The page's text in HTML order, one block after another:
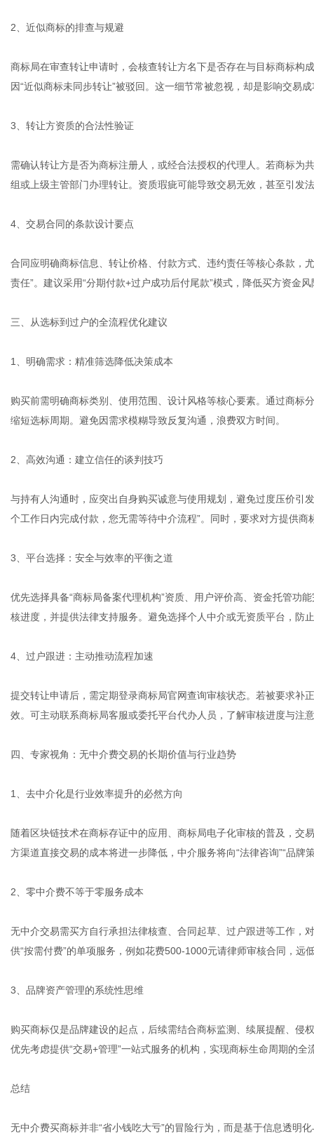
2、近似商标的排查与规避
商标局在审查转让申请时，会核查转让方名下是否存在与目标商标构
因“近似商标未同步转让”被驳回。这一细节常被忽视，却是影响交易
3、转让方资质的合法性验证
需确认转让方是否为商标注册人，或经合法授权的代理人。若商标为
组或上级主管部门办理转让。资质瑕疵可能导致交易无效，甚至引发
4、交易合同的条款设计要点
合同应明确商标信息、转让价格、付款方式、违约责任等核心条款，
责任”。建议采用“分期付款+过户成功后付尾款”模式，降低买方资金风
三、从选标到过户的全流程优化建议
1、明确需求：精准筛选降低决策成本
购买前需明确商标类别、使用范围、设计风格等核心要素。通过商标
缩短选标周期。避免因需求模糊导致反复沟通，浪费双方时间。
2、高效沟通：建立信任的谈判技巧
与持有人沟通时，应突出自身购买诚意与使用规划，避免过度压价引
个工作日内完成付款，您无需等待中介流程”。同时，要求对方提供
3、平台选择：安全与效率的平衡之道
优先选择具备“商标局备案代理机构”资质、用户评价高、资金托管功
核进度，并提供法律支持服务。避免选择个人中介或无资质平台，防
4、过户跟进：主动推动流程加速
提交转让申请后，需定期登录商标局官网查询审核状态。若被要求补
效。可主动联系商标局客服或委托平台代办人员，了解审核进度与注
四、专家视角：无中介费交易的长期价值与行业趋势
1、去中介化是行业效率提升的必然方向
随着区块链技术在商标存证中的应用、商标局电子化审核的普及，交
方渠道直接交易的成本将进一步降低，中介服务将向“法律咨询”“品牌
2、零中介费不等于零服务成本
无中介交易需买方自行承担法律核查、合同起草、过户跟进等工作，
供“按需付费”的单项服务，例如花费500-1000元请律师审核合同，远
3、品牌资产管理的系统性思维
购买商标仅是品牌建设的起点，后续需结合商标监测、续展提醒、侵
优先考虑提供“交易+管理”一站式服务的机构，实现商标生命周期的全
总结
无中介费买商标并非“省小钱吃大亏”的冒险行为，而是基于信息透明